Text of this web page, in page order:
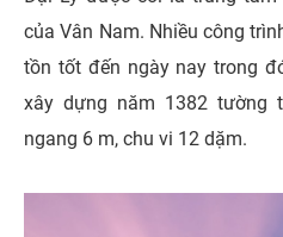
của Vân Nam. Nhiều công
tồn tốt đến ngày nay trong
xây dựng năm 1382 tường
ngang 6 m, chu vi 12 dặm.